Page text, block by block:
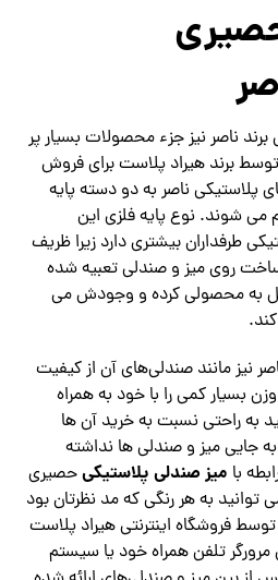
ناصر نیز جزء محصولات بسیار پر
برند هیراد پلاست برای فروش
ناصر به دو دسته پایه
می شوند. نوع پایه فلزی این
طرفداران بیشتری دارد زیرا ظریف
روی میز و صندلی تعبیه شده
به محصولی کرده و وجودش می
نیز مانند صندلی‌های آن از کیفیت
وزن بسیار کمی را با خود به همراه
به راحتی نسبت به خرید آن ها
به جایی میز و صندلی ها نداشته
با میز صندلی پلاستیکیحصیری
به هر رنگی که مد نظرتان بود
فروشگاه اینترنتی هیراد پلاست
تلفن همراه خود یا سیستم